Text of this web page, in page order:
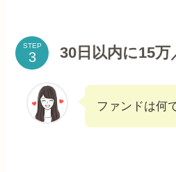
STEP 30日以内に15万
ファンドは何